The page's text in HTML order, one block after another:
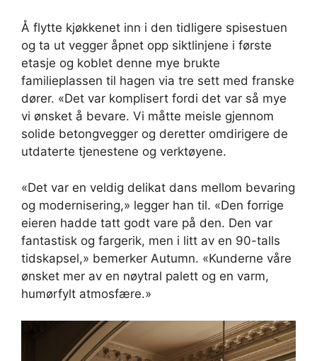
Å flytte kjøkkenet inn i den tidligere spisestuen
og ta ut vegger åpnet opp siktlinjene i første
etasje og koblet denne mye brukte
familieplassen til hagen via tre sett med franske
dører. «Det var komplisert fordi det var så mye
vi ønsket å bevare. Vi måtte meisle gjennom
solide betongvegger og deretter omdirigere de
utdaterte tjenestene og verktøyene.
«Det var en veldig delikat dans mellom bevaring
og modernisering,» legger han til. «Den forrige
eieren hadde tatt godt vare på den. Den var
fantastisk og fargerik, men i litt av en 90-talls
tidskapsel,» bemerker Autumn. «Kunderne våre
ønsket mer av en nøytral palett og en varm,
humørfylt atmosfære.»